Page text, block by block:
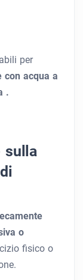
per
con acqua a
.
sulla
o
fisico o